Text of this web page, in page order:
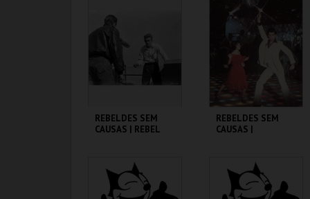
MAIS INFO
COMPRAR
MAIS INFO
COMPRAR
REBELDES SEM
CAUSAS | REBEL
CINEMATECA
REBELDES SEM
CAUSAS |
CINEMATECA